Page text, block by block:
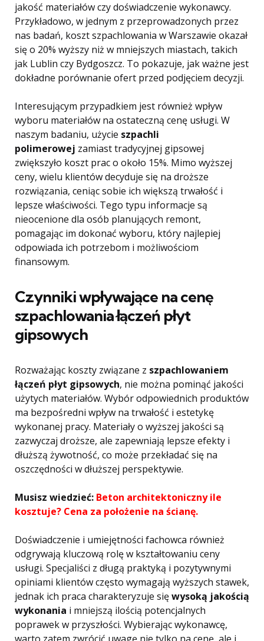
jakość materiałów czy doświadczenie wykonawcy.
Przykładowo, w jednym z przeprowadzonych przez
nas badań, koszt szpachlowania w Warszawie okazał
się o 20% wyższy niż w mniejszych miastach, takich
jak Lublin czy Bydgoszcz. To pokazuje, jak ważne jest
dokładne porównanie ofert przed podjęciem decyzji.
Interesującym przypadkiem jest również wpływ
wyboru materiałów na ostateczną cenę usługi. W
naszym badaniu, użycie szpachli
polimerowej zamiast tradycyjnej gipsowej
zwiększyło koszt prac o około 15%. Mimo wyższej
ceny, wielu klientów decyduje się na droższe
rozwiązania, ceniąc sobie ich większą trwałość i
lepsze właściwości. Tego typu informacje są
nieocenione dla osób planujących remont,
pomagając im dokonać wyboru, który najlepiej
odpowiada ich potrzebom i możliwościom
finansowym.
Czynniki wpływające na cenę
szpachlowania łączeń płyt
gipsowych
Rozważając koszty związane z szpachlowaniem
łączeń płyt gipsowych, nie można pominąć jakości
użytych materiałów. Wybór odpowiednich produktów
ma bezpośredni wpływ na trwałość i estetykę
wykonanej pracy. Materiały o wyższej jakości są
zazwyczaj droższe, ale zapewniają lepsze efekty i
dłuższą żywotność, co może przekładać się na
oszczędności w dłuższej perspektywie.
Musisz wiedzieć: Beton architektoniczny ile
kosztuje? Cena za położenie na ścianę.
Doświadczenie i umiejętności fachowca również
odgrywają kluczową rolę w kształtowaniu ceny
usługi. Specjaliści z długą praktyką i pozytywnymi
opiniami klientów często wymagają wyższych stawek,
jednak ich praca charakteryzuje sięwysoką jakością
wykonania i mniejszą ilością potencjalnych
poprawek w przyszłości. Wybierając wykonawcę,